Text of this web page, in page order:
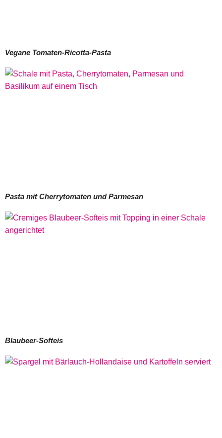
Vegane Tomaten-Ricotta-Pasta
Pasta mit Cherrytomaten und Parmesan
Blaubeer-Softeis